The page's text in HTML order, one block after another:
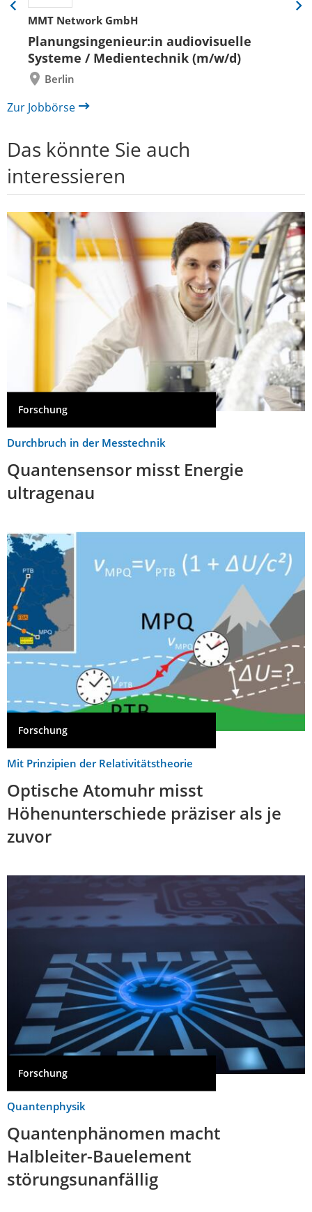
MMT Network GmbH
Planungsingenieur:in audiovisuelle
Systeme / Medientechnik (m/w/d)
Berlin
Eine
Folie
zurück
Eine
Zur Jobbörse
Das könnte Sie auch
interessieren
Forschung
Durchbruch in der Messtechnik
Quantensensor misst Energie
ultragenau
Forschung
Mit Prinzipien der Relativitätstheorie
Optische Atomuhr misst
Höhenunterschiede präziser als je
zuvor
Forschung
Quantenphysik
Quantenphänomen macht
Halbleiter-Bauelement
störungsunanfällig